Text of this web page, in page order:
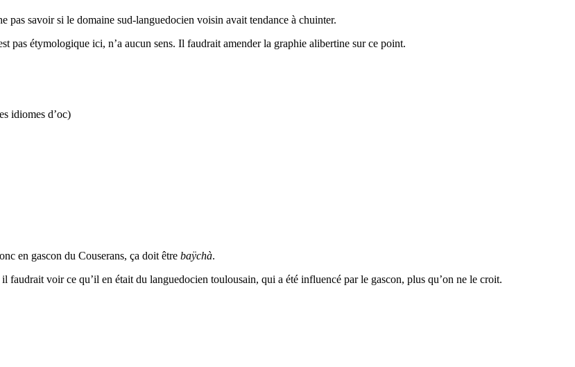
pas savoir si le domaine sud-languedocien voisin avait tendance à chuinter.
pas étymologique ici, n’a aucun sens. Il faudrait amender la graphie alibertine sur ce point.
idiomes d’oc)
en gascon du Couserans, ça doit être baÿchà.
faudrait voir ce qu’il en était du languedocien toulousain, qui a été influencé par le gascon, plus qu’on ne le croit.